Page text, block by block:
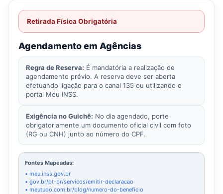
Retirada Física Obrigatória
Agendamento em Agências
Regra de Reserva: É mandatória a realização de
agendamento prévio. A reserva deve ser aberta
efetuando ligação para o canal 135 ou utilizando o
portal Meu INSS.
Exigência no Guichê: No dia agendado, porte
obrigatoriamente um documento oficial civil com foto
(RG ou CNH) junto ao número do CPF.
Fontes Mapeadas:
• meu.inss.gov.br
• gov.br/pt-br/servicos/emitir-declaracao
• meutudo.com.br/blog/numero-do-beneficio